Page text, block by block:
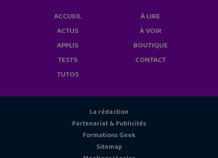
ACCUEIL
ACTUS
APPLIS
TESTS
TUTOS
À LIRE
À VOIR
BOUTIQUE
CONTACT
La rédaction
Partenariat & Publicités
Formations Geek
Sitemap